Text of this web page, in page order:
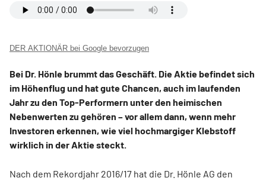
DER AKTIONÄR bei Google bevorzugen
Bei Dr. Hönle brummt das Geschäft. Die Aktie befindet sich
im Höhenflug und hat gute Chancen, auch im laufenden
Jahr zu den Top-Performern unter den heimischen
Nebenwerten zu gehören – vor allem dann, wenn mehr
Investoren erkennen, wie viel hochmargiger Klebstoff
wirklich in der Aktie steckt.
Nach dem Rekordjahr 2016/17 hat die Dr. Hönle AG den